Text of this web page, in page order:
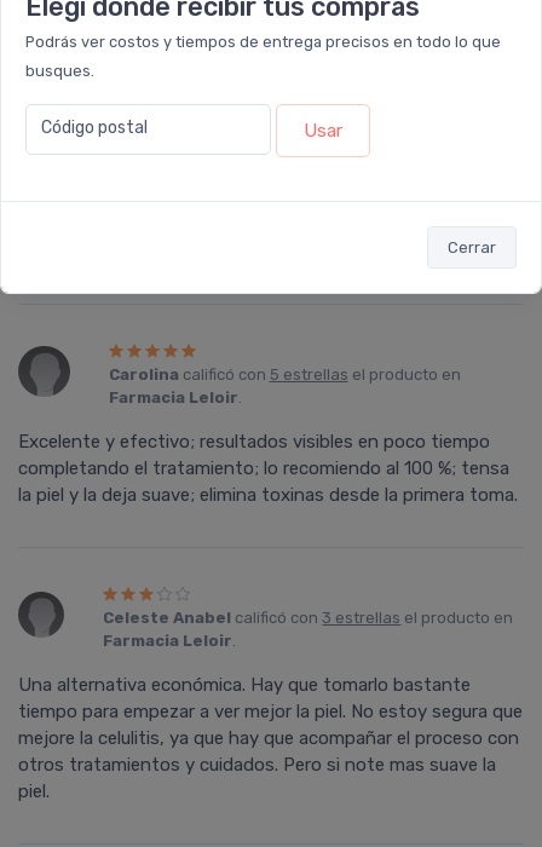
Elegí dónde recibir tus compras
Podrás ver costos y tiempos de entrega precisos en todo lo que
busques.
Código postal Usar
Cerrar
VerÃ³nicacalificó con5 estrellasel producto en
Farmacia Leloir
celulitis de mis muslos y piernas. La piel está más suave y
tersa. Sin dudas voy a volver a comprarlo para continuar con
Carolina calificó con 5 estrellas el producto en
Farmacia Leloir.
Excelente y efectivo; resultados visibles en poco tiempo
completando el tratamiento; lo recomiendo al 100 %; tensa
la piel y la deja suave; elimina toxinas desde la primera toma.
Celeste Anabel calificó con 3 estrellas el producto en
Farmacia Leloir.
Una alternativa económica. Hay que tomarlo bastante
tiempo para empezar a ver mejor la piel. No estoy segura que
mejore la celulitis, ya que hay que acompañar el proceso con
otros tratamientos y cuidados. Pero si note mas suave la
piel.